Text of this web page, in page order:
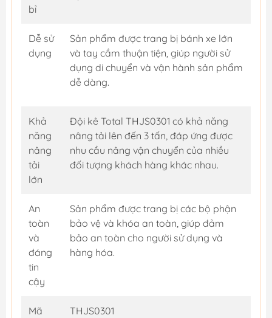
bỉ
Dễ sử
dụng
Sản phẩm được trang bị bánh xe lớn
và tay cầm thuận tiện, giúp người sử
dụng di chuyển và vận hành sản phẩm
dễ dàng.
Khả
năng
nâng
tải
lớn
Đội kê Total THJS0301 có khả năng
nâng tải lên đến 3 tấn, đáp ứng được
nhu cầu nâng vận chuyển của nhiều
đối tượng khách hàng khác nhau.
An
toàn
và
đáng
tin
cậy
Sản phẩm được trang bị các bộ phận
bảo vệ và khóa an toàn, giúp đảm
bảo an toàn cho người sử dụng và
hàng hóa.
Mã
THJS0301